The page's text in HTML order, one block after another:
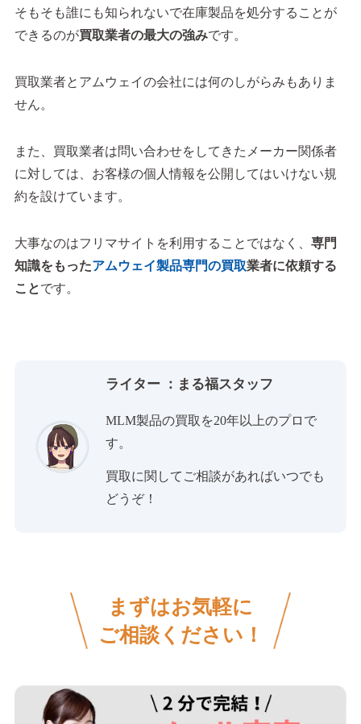
そもそも誰にも知られないで在庫製品を処分することが
できるのが買取業者の最大の強みです。
買取業者とアムウェイの会社には何のしがらみもありま
せん。
また、買取業者は問い合わせをしてきたメーカー関係者
に対しては、お客様の個人情報を公開してはいけない規
約を設けています。
大事なのはフリマサイトを利用することではなく、 専門
知識をもったアムウェイ製品専門の買取業者に依頼する
ことです。
ライター ：まる福スタッフ
MLM製品の買取を20年以上のプロで
す。
買取に関してご相談があればいつでも
どうぞ！
まずはお気軽に
ご相談ください！